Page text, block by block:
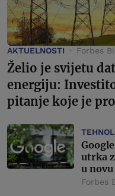
AKTUELNOSTI Forbes
Želio je svijetu
energiju:
pitanje koje je
utrka
u
Forbes